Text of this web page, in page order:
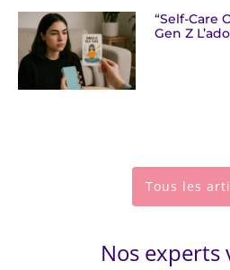
“Self-Care
Gen Z
Tous les
Nos experts